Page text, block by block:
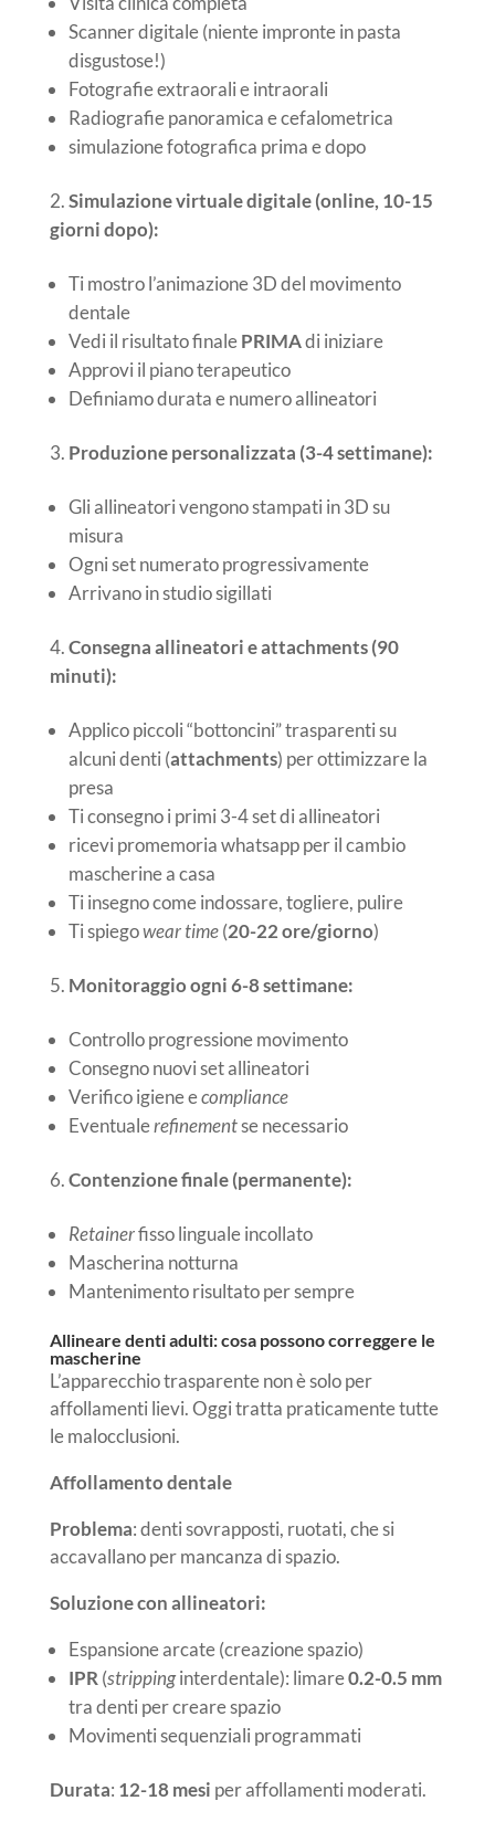
Scanner digitale (niente impronte in pasta
disgustose!)
Fotografie extraorali e intraorali
Radiografie panoramica e cefalometrica
simulazione fotografica prima e dopo
Simulazione virtuale digitale (online, 10-15
giorni dopo):
Ti mostro l’animazione 3D del movimento
dentale
Vedi il risultato finalePRIMAdi iniziare
Approvi il piano terapeutico
Definiamo durata e numero allineatori
Produzione personalizzata (3-4 settimane):
Gli allineatori vengono stampati in 3D su
misura
Ogni set numerato progressivamente
Arrivano in studio sigillati
Consegna allineatori e attachments (90
minuti):
Applico piccoli “bottoncini” trasparenti su
alcuni denti (attachments) per ottimizzare la
presa
Ti consegno i primi 3-4 set di allineatori
ricevi promemoria whatsapp per il cambio
mascherine a casa
Ti insegno come indossare, togliere, pulire
Ti spiegowear time(20-22 ore/giorno)
Monitoraggio ogni 6-8 settimane:
Controllo progressione movimento
Consegno nuovi set allineatori
Verifico igiene ecompliance
Eventualerefinementse necessario
Contenzione finale (permanente):
Retainerfisso linguale incollato
Mascherina notturna
Mantenimento risultato per sempre
Allineare denti adulti: cosa possono correggere le
mascherine
L’apparecchio trasparente non è solo per
affollamenti lievi. Oggi tratta praticamente tutte
le malocclusioni.
Affollamento dentale
Problema: denti sovrapposti, ruotati, che si
accavallano per mancanza di spazio.
Soluzione con allineatori:
Espansione arcate (creazione spazio)
IPR (strippinginterdentale): limare0.2-0.5 mm
tra denti per creare spazio
Movimenti sequenziali programmati
Durata: 12-18 mesi per affollamenti moderati.